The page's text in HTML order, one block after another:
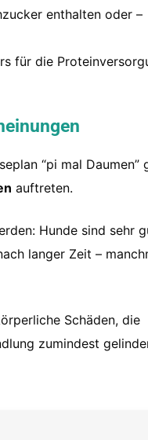
enthalten oder –
für die
“pi mal Daumen”
auftreten.
Hunde sind sehr
langer Zeit –
Schäden, die
zumindest